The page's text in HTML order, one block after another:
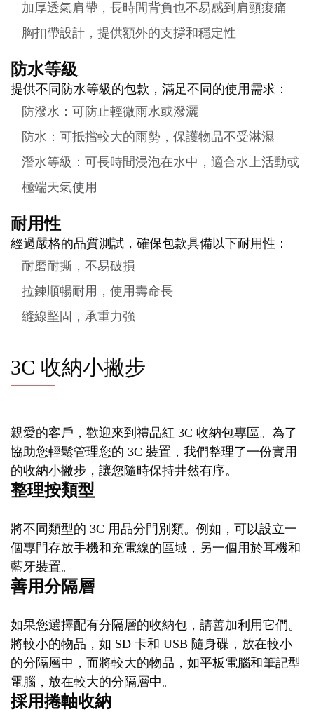
加厚透氣肩帶，長時間背負也不易感到肩頸痠痛
胸扣帶設計，提供額外的支撐和穩定性
防水等級
提供不同防水等級的包款，滿足不同的使用需求：
防潑水：可防止輕微雨水或潑灑
防水：可抵擋較大的雨勢，保護物品不受淋濕
潛水等級：可長時間浸泡在水中，適合水上活動或
極端天氣使用
耐用性
經過嚴格的品質測試，確保包款具備以下耐用性：
耐磨耐撕，不易破損
拉鍊順暢耐用，使用壽命長
縫線堅固，承重力強
3C 收納小撇步
親愛的客戶，歡迎來到禮品紅 3C 收納包專區。為了
協助您輕鬆管理您的 3C 裝置，我們整理了一份實用
的收納小撇步，讓您隨時保持井然有序。
整理按類型
將不同類型的 3C 用品分門別類。例如，可以設立一
個專門存放手機和充電線的區域，另一個用於耳機和
藍牙裝置。
善用分隔層
如果您選擇配有分隔層的收納包，請善加利用它們。
將較小的物品，如 SD 卡和 USB 隨身碟，放在較小
的分隔層中，而將較大的物品，如平板電腦和筆記型
電腦，放在較大的分隔層中。
採用捲軸收納